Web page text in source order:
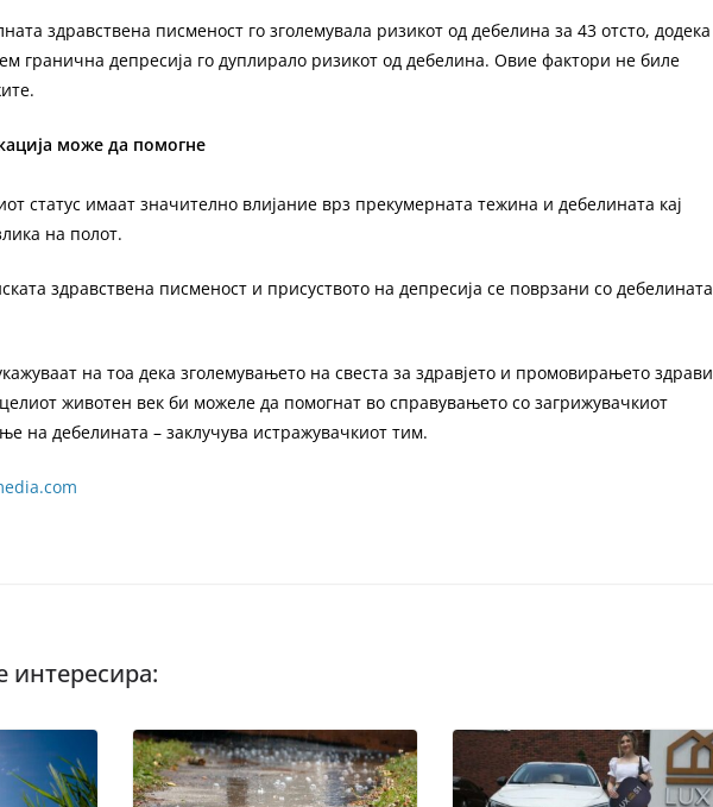
здравствена писменост го зголемувала ризикот од дебелина за 43 отсто, додека
гранична депресија го дуплирало ризикот од дебелина. Овие фактори не биле
може да помогне
статус имаат значително влијание врз прекумерната тежина и дебелината кај
на полот.
здравствена писменост и присуството на депресија се поврзани со дебелината
на тоа дека зголемувањето на свеста за здравјето и промовирањето здрави
животен век би можеле да помогнат во справувањето со загрижувачкиот
на дебелината – заклучува истражувачкиот тим.